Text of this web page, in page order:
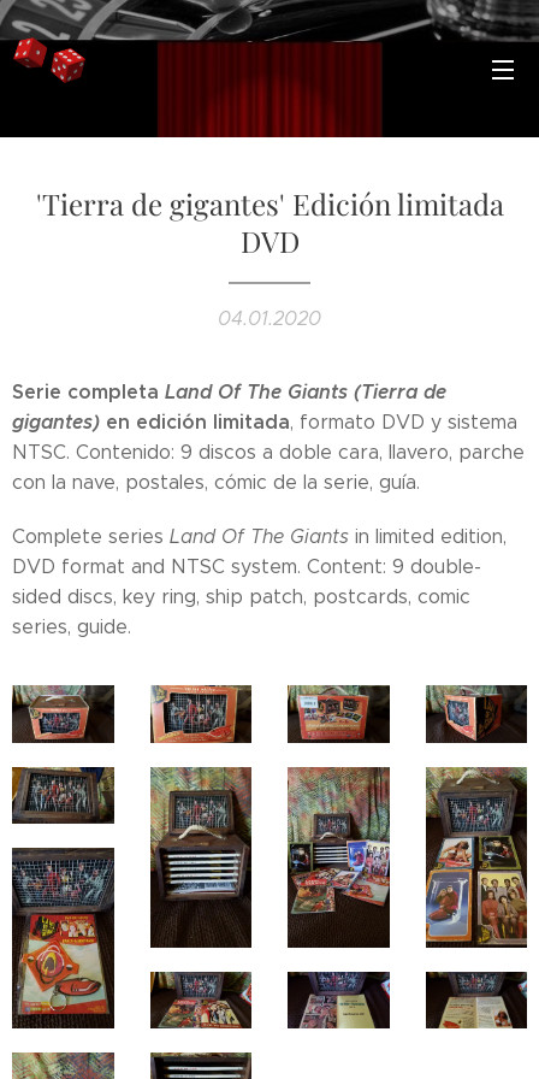
'Tierra de gigantes' Edición limitada
DVD
04.01.2020
Serie completa Land Of The Giants (Tierra de
gigantes) en edición limitada, formato DVD y sistema
NTSC. Contenido: 9 discos a doble cara, llavero, parche
con la nave, postales, cómic de la serie, guía.
Complete series Land Of The Giants in limited edition,
DVD format and NTSC system. Content: 9 double-
sided discs, key ring, ship patch, postcards, comic
series, guide.